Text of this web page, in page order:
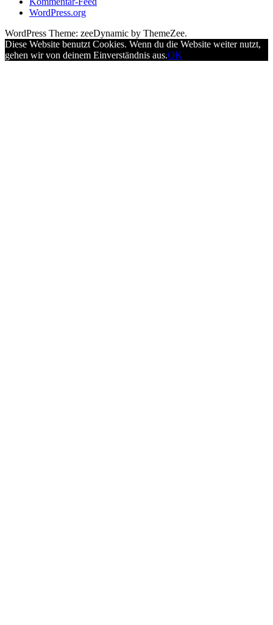
WordPress.org
WordPress Theme: zeeDynamic by ThemeZee.
Diese Website benutzt Cookies. Wenn du die Website weiter nutzt,
gehen wir von deinem Einverständnis aus.OK